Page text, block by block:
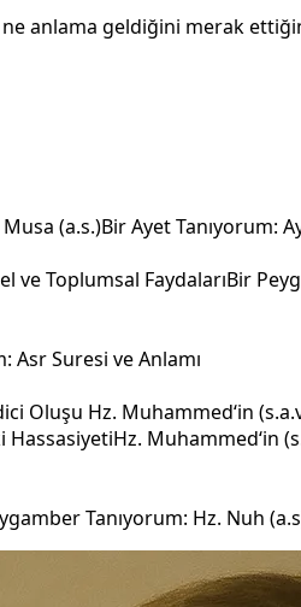
anlama geldiğini merak
(a.s.)Bir Ayet Tanıyorum:
ve Toplumsal FaydalarıBir
Asr Suresi ve Anlamı
Oluşu Hz. Muhammed‘in
HassasiyetiHz. Muhammed‘in
Tanıyorum: Hz. Nuh